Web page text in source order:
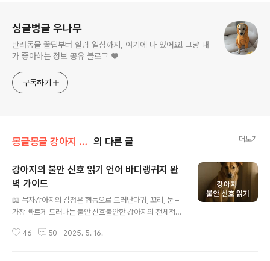
싱글벙글 우나무
반려동물 꿀팁부터 힐링 일상까지, 여기에 다 있어요! 그냥 내
가 좋아하는 정보 공유 블로그 ♥
구독하기
몽글몽글 강아지 다양한 정보 💕 의 다른 글 더보기
강아지의 불안 신호 읽기 언어 바디랭귀지 완
벽 가이드
📖 목차강아지의 감정은 행동으로 드러난다귀, 꼬리, 눈 –
가장 빠르게 드러나는 불안 신호불안한 강아지의 전체적인
– 환경부터 바꾸자닥터맘마 영상으로 실전 사례 보기총정
46 50 2025. 5. 16.